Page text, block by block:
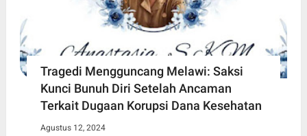
Tragedi Mengguncang Melawi: Saksi
Kunci Bunuh Diri Setelah Ancaman
Terkait Dugaan Korupsi Dana Kesehatan
Agustus 12, 2024